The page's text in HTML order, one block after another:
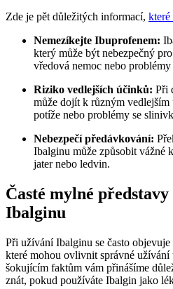
Zde je pět důležitých informací, které
Nemezíkejte Ibuprofenem:
který může být nebezpečný
vředová nemoc nebo
Riziko vedlejších účinků: Při
může dojít k různým
potíže nebo problémy se
Nebezpečí předávkování:
Ibalginu může způsobit vážné
jater nebo ledvin.
Časté mylné
Ibalginu
Při užívání Ibalginu se často
které mohou ovlivnit správné
šokujícím faktům vám přinášíme
znát, pokud používáte Ibalgin jako